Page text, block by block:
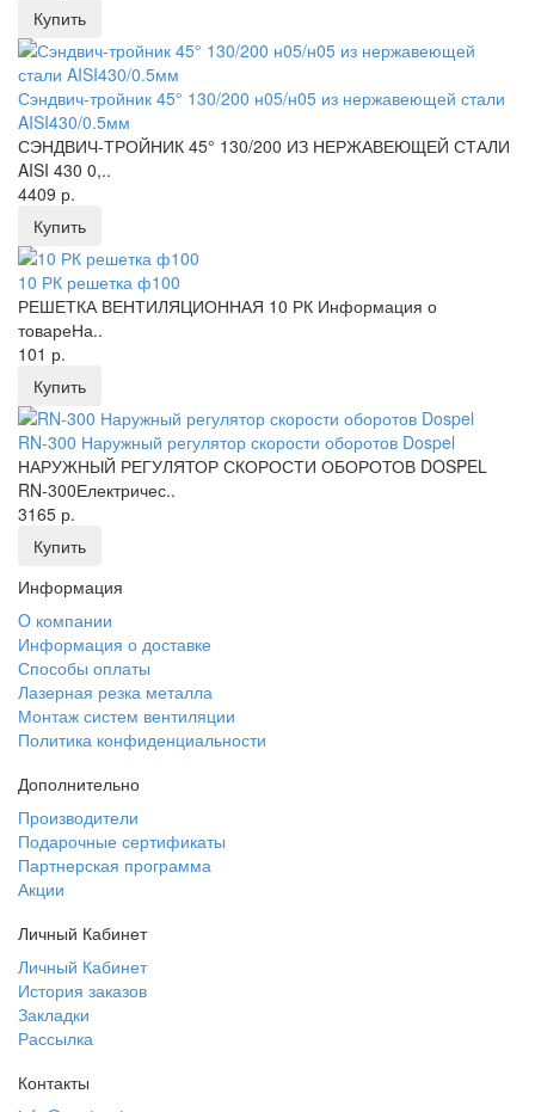
Купить
Сэндвич-тройник 45° 130/200 н05/н05 из нержавеющей стали
AISI430/0.5мм
СЭНДВИЧ-ТРОЙНИК 45° 130/200 ИЗ НЕРЖАВЕЮЩЕЙ СТАЛИ
AISI 430 0,..
4409 р.
Купить
10 РК решетка ф100
РЕШЕТКА ВЕНТИЛЯЦИОННАЯ 10 РК Информация о
товареНа..
101 р.
Купить
RN-300 Наружный регулятор скорости оборотов Dospel
НАРУЖНЫЙ РЕГУЛЯТОР СКОРОСТИ ОБОРОТОВ DOSPEL
RN-300Електричес..
3165 р.
Купить
Информация
O компании
Информация о доставке
Способы оплаты
Лазерная резка металла
Монтаж систем вентиляции
Политика конфиденциальности
Дополнительно
Производители
Подарочные сертификаты
Партнерская программа
Акции
Личный Кабинет
Личный Кабинет
История заказов
Закладки
Рассылка
Контакты